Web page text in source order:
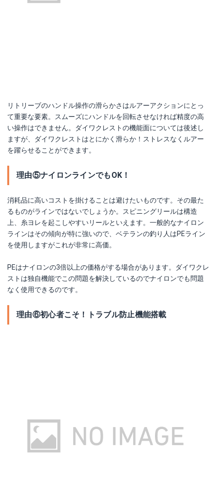
リトリーブのハンドル操作の滑らかさはルアーアクションにとっ
て重要な要素。スムーズにハンドルを回転させなければ精度の高
い操作はできません。ダイワクレストの機能面については後述し
ますが、ダイワクレストはとにかく滑らか！ストレスなくルアー
を躍らせることができます。
理由⑤ナイロンラインでもOK！
消耗品に高いコストを掛けることは避けたいものです。その最た
るものがラインではないでしょうか。スピニングリールは構造
上、糸ヨレを起こしやすいリールといえます。一般的なナイロン
ラインはその傾向が特に強いので、ベテランの釣り人はPEライン
を使用しますがこれが非常に高価。
PEはナイロンの3倍以上の価格がする場合があります。ダイワクレ
ストは独自機能でこの問題を解決しているのでナイロンでも問題
なく使用できるのです。
理由⑥初心者こそ！トラブル防止機能搭載